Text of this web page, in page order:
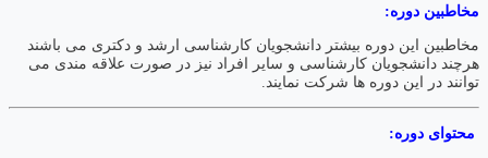
مخاطبین دوره:
مخاطبین این دوره بیشتر دانشجویان کارشناسی ارشد و دکتری می باشند
هرچند دانشجویان کارشناسی و سایر افراد نیز در صورت علاقه مندی می
توانند در این دوره ها شرکت نمایند.
محتوای دوره: